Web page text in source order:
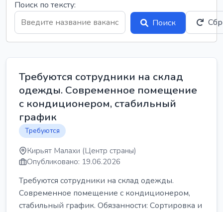
Поиск по тексту:
Поиск
Требуются сотрудники на склад
одежды. Современное помещение
с кондиционером, стабильный
график
Требуются
Кирьят Малахи (Центр страны)
Опубликовано: 19.06.2026
Требуются сотрудники на склад одежды.
Современное помещение с кондиционером,
стабильный график. Обязанности: Сортировка и